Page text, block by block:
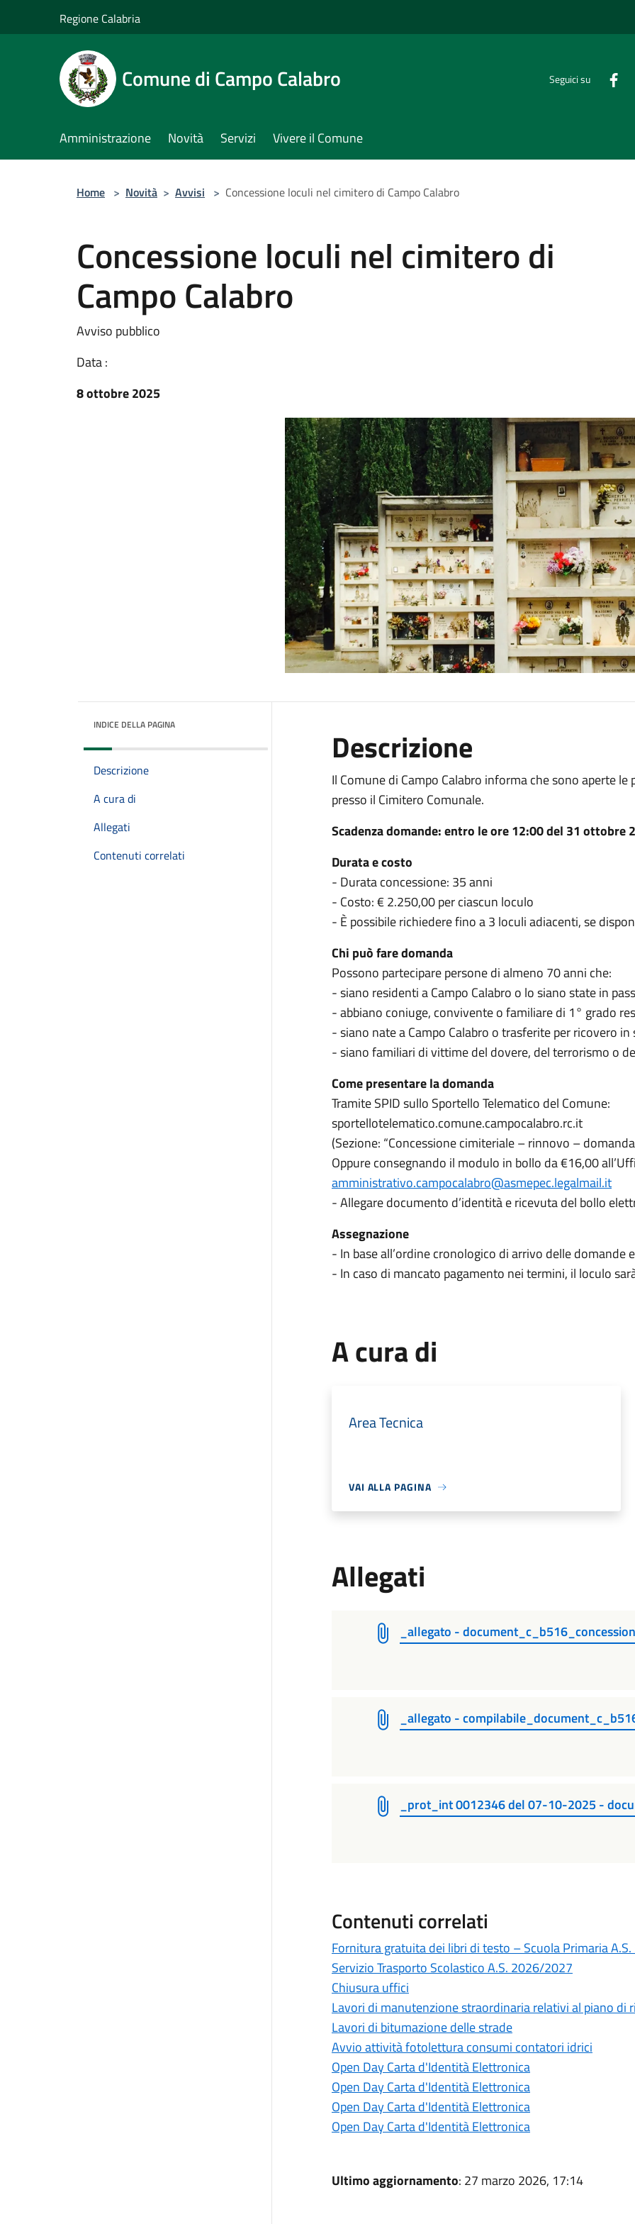
Regione Calabria
Comune di Campo Calabro Seguici su
Amministrazione Novità Servizi Vivere il Comune
Home > Novità > Avvisi > Concessione loculi nel cimitero di Campo Calabro
Concessione loculi nel cimitero di
Campo Calabro
Avviso pubblico
Data :
8 ottobre 2025
INDICE DELLA PAGINA
Descrizione
A cura di
Allegati
Contenuti correlati
Descrizione
Il Comune di Campo Calabro informa che sono aperte
presso il Cimitero Comunale.
Scadenza domande: entro le ore 12:00 del 31 ottobre
Durata e costo
- Durata concessione: 35 anni
- Costo: € 2.250,00 per ciascun loculo
- È possibile richiedere fino a 3 loculi adiacenti, se
Chi può fare domanda
Possono partecipare persone di almeno 70 anni che:
- siano residenti a Campo Calabro o lo siano state in
- abbiano coniuge, convivente o familiare di 1° grado
- siano nate a Campo Calabro o trasferite per ricovero
- siano familiari di vittime del dovere, del terrorismo o
Come presentare la domanda
Tramite SPID sullo Sportello Telematico del Comune:
sportellotelematico.comune.campocalabro.rc.it
(Sezione: “Concessione cimiteriale – rinnovo –
Oppure consegnando il modulo in bollo da €16,00
amministrativo.campocalabro@asmepec.legalmail.it
- Allegare documento d’identità e ricevuta del bollo
Assegnazione
- In base all’ordine cronologico di arrivo delle domande
- In caso di mancato pagamento nei termini, il loculo
A cura di
Area Tecnica
VAI ALLA PAGINA
Allegati
_allegato -
_allegato -
_prot_int 0012346 del 07-10-2025 -
Contenuti correlati
Fornitura gratuita dei libri di testo – Scuola Primaria
Servizio Trasporto Scolastico A.S. 2026/2027
Chiusura uffici
Lavori di manutenzione straordinaria relativi al piano di
Lavori di bitumazione delle strade
Avvio attività fotolettura consumi contatori idrici
Open Day Carta d'Identità Elettronica
Open Day Carta d'Identità Elettronica
Open Day Carta d'Identità Elettronica
Open Day Carta d'Identità Elettronica
Ultimo aggiornamento: 27 marzo 2026, 17:14